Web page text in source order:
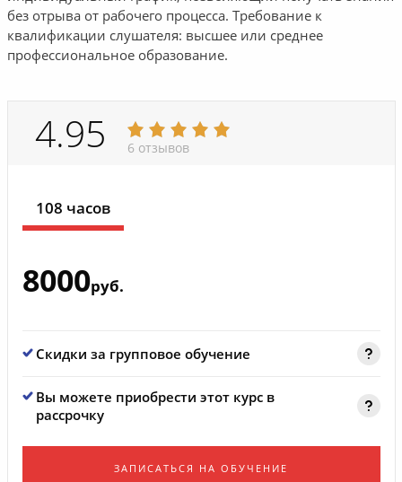
без отрыва от рабочего процесса. Требование к
квалификации слушателя: высшее или среднее
профессиональное образование.
4.95 6 отзывов
108 часов
8000руб.
Скидки за групповое обучение
Вы можете приобрести этот курс в
рассрочку
ЗАПИСАТЬСЯ НА ОБУЧЕНИЕ